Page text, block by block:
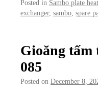
Posted in Sambo plate
exchanger, sambo spare
Gioăng tấm
085
Posted on December 8,